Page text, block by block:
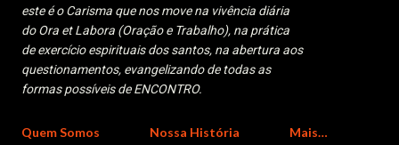
este é o Carisma que nos move na vivência diária
do Ora et Labora (Oração e Trabalho), na prática
de exercício espirituais dos santos, na abertura aos
questionamentos, evangelizando de todas as
formas possíveis de ENCONTRO.
Quem Somos Nossa História Mais…